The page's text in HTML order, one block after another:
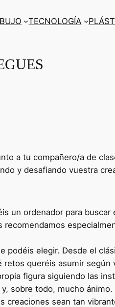
TECNOLOGÍA
a tu compañero/a de
y desafiando vuestra
un ordenador para
podéis elegir. Desde el
queréis asumir según
figura siguiendo las
sobre todo, mucho ánimo.
creaciones sean tan